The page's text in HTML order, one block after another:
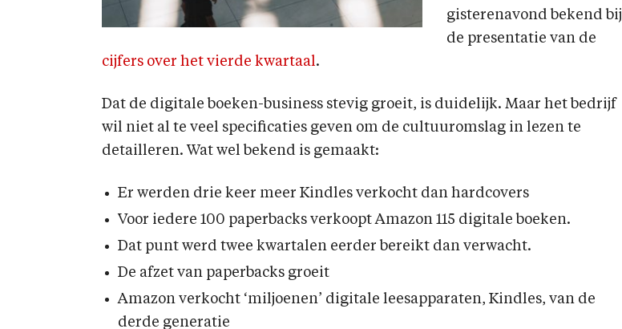
gisterenavond bekend bij
de presentatie van de
cijfers over het vierde kwartaal.
Dat de digitale boeken-business stevig groeit, is duidelijk. Maar het bedrijf
wil niet al te veel specificaties geven om de cultuuromslag in lezen te
detailleren. Wat wel bekend is gemaakt:
Er werden drie keer meer Kindles verkocht dan hardcovers
Voor iedere 100 paperbacks verkoopt Amazon 115 digitale boeken.
Dat punt werd twee kwartalen eerder bereikt dan verwacht.
De afzet van paperbacks groeit
Amazon verkocht ‘miljoenen’ digitale leesapparaten, Kindles, van de
derde generatie